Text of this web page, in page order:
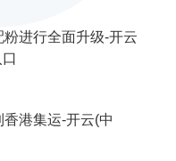
进行全面升级-开云
港集运-开云(中